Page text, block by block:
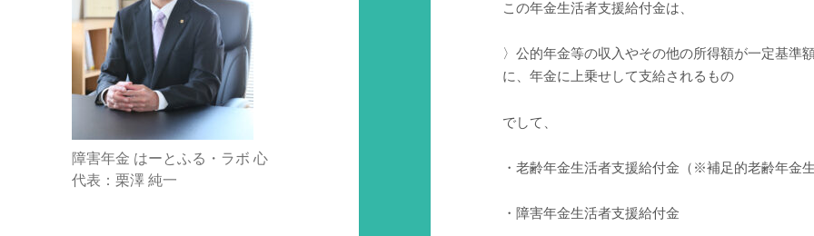
障害年金 はーとふる・ラボ 心
代表：栗澤 純一
この年金生活者支援給付金は、
〉公的年金等の収入やその他の所得額が一定基準
に、年金に上乗せして支給されるもの
でして、
・老齢年金生活者支援給付金（※補足的老齢年金
・障害年金生活者支援給付金